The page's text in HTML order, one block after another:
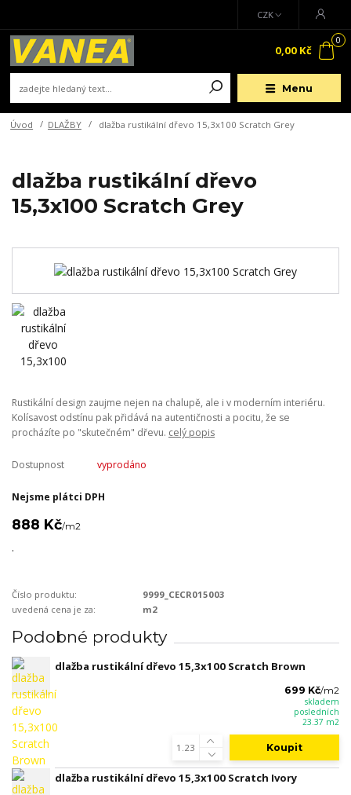
Menu
CZK
0
0,00 Kč
Úvod DLAŽBY dlažba rustikální dřevo 15,3x100 Scratch Grey
dlažba rustikální dřevo
15,3x100 Scratch Grey
Rustikální design zaujme nejen na chalupě, ale i v moderním interiéru.
Kolísavost odstínu pak přidává na autentičnosti a pocitu, že se
procházíte po "skutečném" dřevu. celý popis
Dostupnost vyprodáno
Nejsme plátci DPH
888 Kč/m2
.
Číslo produktu:
9999_CECR015003
uvedená cena je za:
m2
Podobné produkty
dlažba rustikální dřevo 15,3x100 Scratch Brown
699 Kč/m2
skladem
posledních
23.37 m2
Koupit
dlažba rustikální dřevo 15,3x100 Scratch Ivory